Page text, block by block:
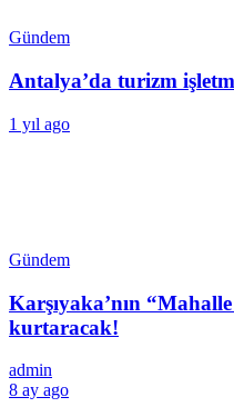
Gündem
Antalya’da turizm
1 yıl ago
Gündem
Karşıyaka’nın
kurtaracak!
admin
8 ay ago